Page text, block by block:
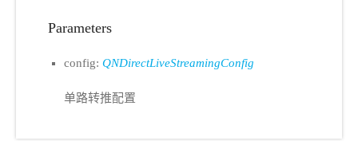
Parameters
config: QNDirectLiveStreamingConfig
单路转推配置